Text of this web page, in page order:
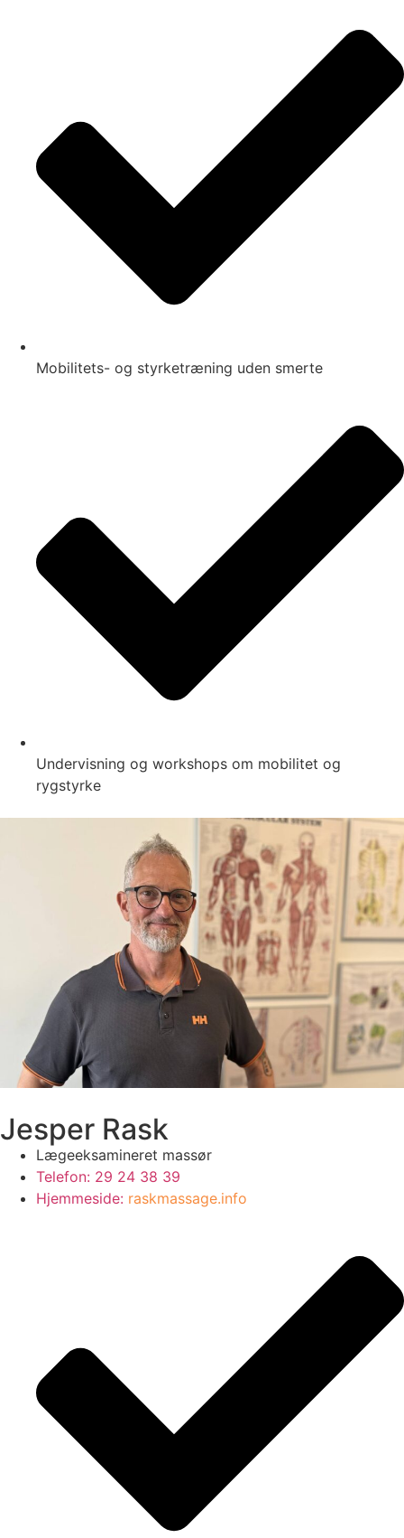
Mobilitets- og styrketræning uden smerte
Undervisning og workshops om mobilitet og
rygstyrke
Jesper Rask
Lægeeksamineret massør
Telefon: 29 24 38 39
Hjemmeside: raskmassage.info